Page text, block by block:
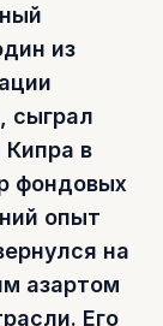
из
сыграл
в
фондовых
опыт
на
азартом
Его